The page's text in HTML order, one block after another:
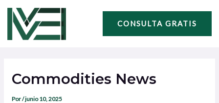
contenido
CONSULTA GRATIS
Commodities News
Por/junio 10, 2025
entradas